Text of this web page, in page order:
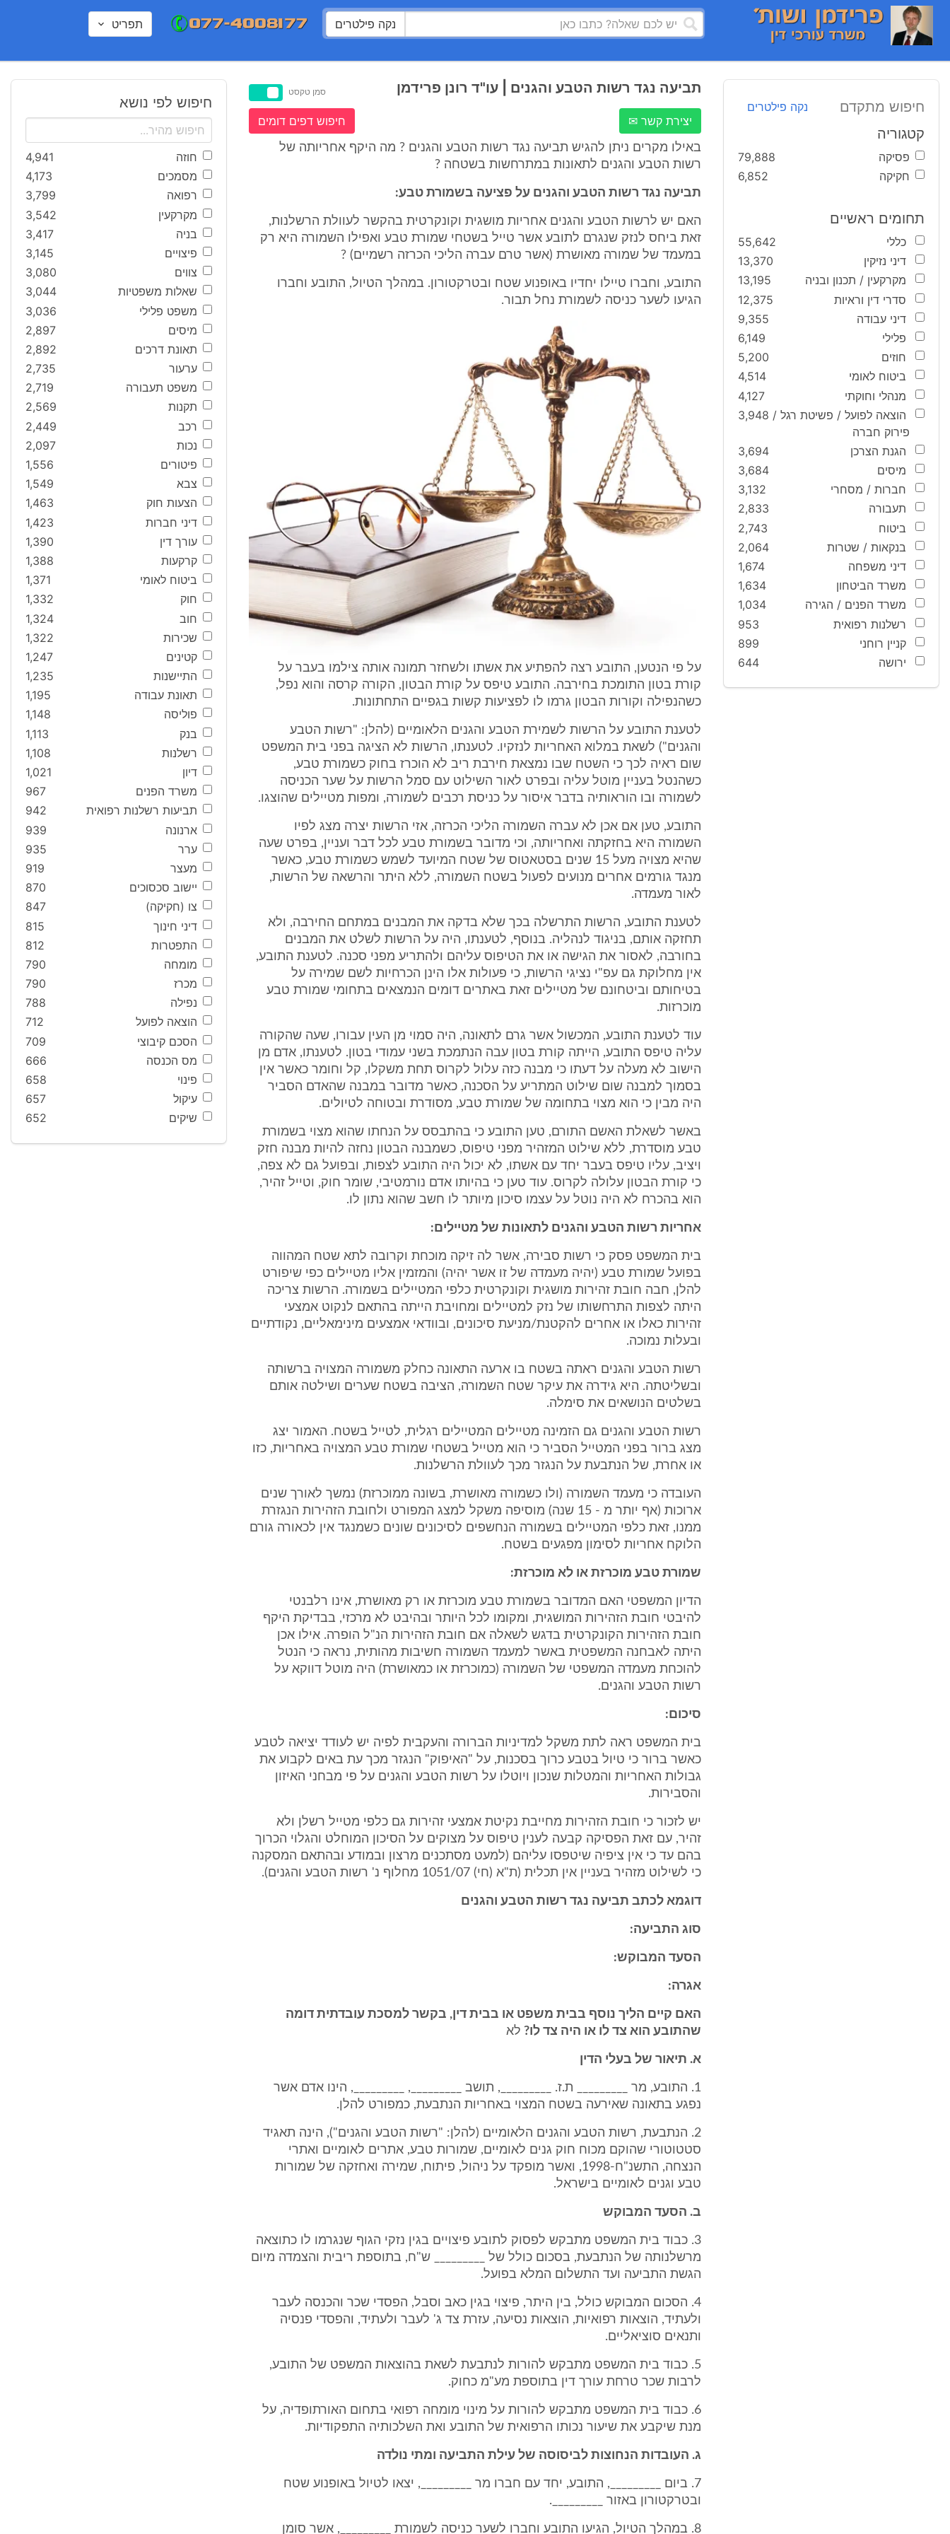
נקה פילטרים תפריט
חיפוש מתקדם נקה פילטרים
קטגוריה
פסיקה
79,888
חקיקה
6,852
תחומים ראשיים
כללי
55,642
דיני נזיקין
13,370
מקרקעין / תכנון ובניה
13,195
סדרי דין וראיות
12,375
דיני עבודה
9,355
פלילי
6,149
חוזים
5,200
ביטוח לאומי
4,514
מנהלי וחוקתי
4,127
הוצאה לפועל / פשיטת רגל /
פירוק חברה
3,948
הגנת הצרכן
3,694
מיסים
3,684
חברות / מסחרי
3,132
תעבורה
2,833
ביטוח
2,743
בנקאות / שטרות
2,064
דיני משפחה
1,674
משרד הביטחון
1,634
משרד הפנים / הגירה
1,034
רשלנות רפואית
953
קניין רוחני
899
ירושה
644
תביעה נגד רשות הטבע והגנים | עו"ד רונן פרידמן סמן טקסט
יצירת קשר ✉ חיפוש דפים דומים
באילו מקרים ניתן להגיש תביעה נגד רשות הטבע והגנים ? מה היקף אחריותה של
רשות הטבע והגנים לתאונות במתרחשות בשטחה ?
תביעה נגד רשות הטבע והגנים על פציעה בשמורת טבע:
האם יש לרשות הטבע והגנים אחריות מושגית וקונקרטית בהקשר לעוולת הרשלנות,
זאת ביחס לנזק שנגרם לתובע אשר טייל בשטחי שמורת טבע ואפילו השמורה היא רק
במעמד של שמורה מאושרת (אשר טרם עברה הליכי הכרזה רשמיים) ?
התובע, וחברו טיילו יחדיו באופנוע שטח ובטרקטורון. במהלך הטיול, התובע וחברו
הגיעו לשער כניסה לשמורת נחל תבור.
על פי הנטען, התובע רצה להפתיע את אשתו ולשחזר תמונה אותה צילמו בעבר על
קורת בטון התומכת בחירבה. התובע טיפס על קורת הבטון, הקורה קרסה והוא נפל,
כשהנפילה וקורות הבטון גרמו לו לפציעות קשות בגפיים התחתונות.
לטענת התובע על הרשות לשמירת הטבע והגנים הלאומיים (להלן: "רשות הטבע
והגנים") לשאת במלוא האחריות לנזקיו. לטענתו, הרשות לא הציגה בפני בית המשפט
שום ראיה לכך כי השטח שבו נמצאת חירבת ריב לא הוכרז בחוק כשמורת טבע,
כשהנטל בעניין מוטל עליה ובפרט לאור השילוט עם סמל הרשות על שער הכניסה
לשמורה ובו הוראותיה בדבר איסור על כניסת רכבים לשמורה, ומפות מטיילים שהוצגו.
התובע, טען אם אכן לא עברה השמורה הליכי הכרזה, אזי הרשות יצרה מצג לפיו
השמורה היא בחזקתה ואחריותה, וכי מדובר בשמורת טבע לכל דבר ועניין, בפרט שעה
שהיא מצויה מעל 15 שנים בסטאטוס של שטח המיועד לשמש כשמורת טבע, כאשר
מנגד גורמים אחרים מנועים לפעול בשטח השמורה, ללא היתר והרשאה של הרשות,
לאור מעמדה.
לטענת התובע, הרשות התרשלה בכך שלא בדקה את המבנים במתחם החירבה, ולא
תחזקה אותם, בניגוד לנהליה. בנוסף, לטענתו, היה על הרשות לשלט את המבנים
בחורבה, לאסור את הגישה או את הטיפוס עליהם ולהתריע מפני סכנה. לטענת התובע,
אין מחלוקת גם עפ"י נציגי הרשות, כי פעולות אלו הינן הכרחיות לשם שמירה על
בטיחותם וביטחונם של מטיילים זאת באתרים דומים הנמצאים בתחומי שמורת טבע
מוכרזות.
עוד לטענת התובע, המכשול אשר גרם לתאונה, היה סמוי מן העין עבורו, שעה שהקורה
עליה טיפס התובע, הייתה קורת בטון עבה הנתמכת בשני עמודי בטון. לטענתו, אדם מן
הישוב לא מעלה על דעתו כי מבנה כזה עלול לקרוס תחת משקלו, קל וחומר כאשר אין
בסמוך למבנה שום שילוט המתריע על הסכנה, כאשר מדובר במבנה שהאדם הסביר
היה מבין כי הוא מצוי בתחומה של שמורת טבע, מסודרת ובטוחה לטיולים.
באשר לשאלת האשם התורם, טען התובע כי בהתבסס על הנחתו שהוא מצוי בשמורת
טבע מוסדרת, ללא שילוט המזהיר מפני טיפוס, כשמבנה הבטון נחזה להיות מבנה חזק
ויציב, עליו טיפס בעבר יחד עם אשתו, לא יכול היה התובע לצפות, ובפועל גם לא צפה,
כי קורת הבטון עלולה לקרוס. עוד טען כי בהיותו אדם נורמטיבי, שומר חוק, וטייל זהיר,
הוא בהכרח לא היה נוטל על עצמו סיכון מיותר לו חשב שהוא נתון לו.
אחריות רשות הטבע והגנים לתאונות של מטיילים:
בית המשפט פסק כי רשות סבירה, אשר לה זיקה מוכחת וקרובה לתא שטח המהווה
בפועל שמורת טבע (יהיה מעמדה של זו אשר יהיה) והמזמין אליו מטיילים כפי שיפורט
להלן, חבה חובת זהירות מושגית וקונקרטית כלפי המטיילים בשמורה. הרשות צריכה
היתה לצפות התרחשותו של נזק למטיילים ומחויבת הייתה בהתאם לנקוט אמצעי
זהירות כאלו או אחרים להקטנת/מניעת סיכונים, ובוודאי אמצעים מינימאליים, נקודתיים
ובעלות נמוכה.
רשות הטבע והגנים ראתה בשטח בו ארעה התאונה כחלק משמורה המצויה ברשותה
ובשליטתה. היא גידרה את עיקר שטח השמורה, הציבה בשטח שערים ושילטה אותם
בשלטים הנושאים את סימלה.
רשות הטבע והגנים גם הזמינה מטיילים המטיילים רגלית, לטייל בשטח. האמור יצג
מצג ברור בפני המטייל הסביר כי הוא מטייל בשטחי שמורת טבע המצויה באחריות, כזו
או אחרת, של הנתבעת על הנגזר מכך לעוולת הרשלנות.
העובדה כי מעמד השמורה (ולו כשמורה מאושרת, בשונה ממוכרזת) נמשך לאורך שנים
ארוכות (אף יותר מ - 15 שנה) מוסיפה משקל למצג המפורט ולחובת הזהירות הנגזרת
ממנו, זאת כלפי המטיילים בשמורה הנחשפים לסיכונים שונים כשמנגד אין לכאורה גורם
הלוקח אחריות לסימון מפגעים בשטח.
שמורת טבע מוכרזת או לא מוכרזת:
הדיון המשפטי האם המדובר בשמורת טבע מוכרזת או רק מאושרת, אינו רלבנטי
להיבטי חובת הזהירות המושגית, ומקומו לכל היותר ובהיבט לא מרכזי, בבדיקת היקף
חובת הזהירות הקונקרטית בדגש לשאלה אם חובת הזהירות הנ"ל הופרה. אילו אכן
היתה לאבחנה המשפטית באשר למעמד השמורה חשיבות מהותית, נראה כי הנטל
להוכחת מעמדה המשפטי של השמורה (כמוכרזת או כמאושרת) היה מוטל דווקא על
רשות הטבע והגנים.
סיכום:
בית המשפט ראה לתת משקל למדיניות הברורה והעקבית לפיה יש לעודד יציאה לטבע
כאשר ברור כי טיול בטבע כרוך בסכנות, על "האיפוק" הנגזר מכך עת באים לקבוע את
גבולות האחריות והמטלות שנכון ויוטלו על רשות הטבע והגנים על פי מבחני האיזון
והסבירות.
יש לזכור כי חובת הזהירות מחייבת נקיטת אמצעי זהירות גם כלפי מטייל רשלן ולא
זהיר, עם זאת הפסיקה קבעה לענין טיפוס על מצוקים על הסיכון המוחלט והגלוי הכרוך
בהם עד כי אין ציפיה שיטפסו עליהם (למעט מסתכנים מרצון ובמודע ובהתאם המסקנה
כי לשילוט מזהיר בעניין אין תכלית (ת"א (חי) 1051/07 מחלוף נ' רשות הטבע והגנים).
דוגמא לכתב תביעה נגד רשות הטבע והגנים
סוג התביעה:
הסעד המבוקש:
אגרה:
האם קיים הליך נוסף בבית משפט או בבית דין, בקשר למסכת עובדתית דומה
שהתובע הוא צד לו או היה צד לו? לא
א. תיאור של בעלי הדין
1. התובע, מר _________ ת.ז. _________, תושב _________, _________, הינו אדם אשר
נפגע בתאונה שאירעה בשטח המצוי באחריות הנתבעת, כמפורט להלן.
2. הנתבעת, רשות הטבע והגנים הלאומיים (להלן: "רשות הטבע והגנים"), הינה תאגיד
סטטוטורי שהוקם מכוח חוק גנים לאומיים, שמורות טבע, אתרים לאומיים ואתרי
הנצחה, התשנ"ח-1998, ואשר מופקד על ניהול, פיתוח, שמירה ואחזקה של שמורות
טבע וגנים לאומיים בישראל.
ב. הסעד המבוקש
3. כבוד בית המשפט מתבקש לפסוק לתובע פיצויים בגין נזקי הגוף שנגרמו לו כתוצאה
מרשלנותה של הנתבעת, בסכום כולל של _________ ש"ח, בתוספת ריבית והצמדה מיום
הגשת התביעה ועד התשלום המלא בפועל.
4. הסכום המבוקש כולל, בין היתר, פיצוי בגין כאב וסבל, הפסדי שכר והכנסה לעבר
ולעתיד, הוצאות רפואיות, הוצאות נסיעה, עזרת צד ג' לעבר ולעתיד, והפסדי פנסיה
ותנאים סוציאליים.
5. כבוד בית המשפט מתבקש להורות לנתבעת לשאת בהוצאות המשפט של התובע,
לרבות שכר טרחת עורך דין בתוספת מע"מ כחוק.
6. כבוד בית המשפט מתבקש להורות על מינוי מומחה רפואי בתחום האורתופדיה, על
מנת שיקבע את שיעור נכותו הרפואית של התובע ואת השלכותיה התפקודיות.
ג. העובדות הנחוצות לביסוסה של עילת התביעה ומתי נולדה
7. ביום _________, התובע, יחד עם חברו מר _________, יצאו לטיול באופנוע שטח
ובטרקטורון באזור _________.
8. במהלך הטיול, הגיעו התובע וחברו לשער כניסה לשמורת _________, אשר סומן
חיפוש לפי נושא
חוזה
4,941
מסמכים
4,173
רפואה
3,799
מקרקעין
3,542
בניה
3,417
פיצויים
3,145
צווים
3,080
שאלות משפטיות
3,044
משפט פלילי
3,036
מיסים
2,897
תאונת דרכים
2,892
ערעור
2,735
משפט תעבורה
2,719
תקנות
2,569
רכב
2,449
נכות
2,097
פיטורים
1,556
צבא
1,549
הצעות חוק
1,463
דיני חברות
1,423
עורך דין
1,390
קרקעות
1,388
ביטוח לאומי
1,371
חוק
1,332
חוב
1,324
שכירות
1,322
קטינים
1,247
התיישנות
1,235
תאונת עבודה
1,195
פוליסה
1,148
בנק
1,113
רשלנות
1,108
דיון
1,021
משרד הפנים
967
תביעות רשלנות רפואית
942
ארנונה
939
ערר
935
מעצר
919
יישוב סכסוכים
870
צו (חקיקה)
847
דיני חינוך
815
התפטרות
812
מומחה
790
מכרז
790
נפילה
788
הוצאה לפועל
712
הסכם קיבוצי
709
מס הכנסה
666
פינוי
658
עיקול
657
שיקים
652